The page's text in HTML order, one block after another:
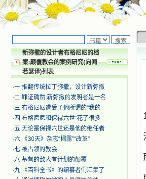
新弥撒的设计者布格尼尼的档
案:颠覆教会的案例研究(向闻
若瑟译)列表
·一:推翻传统拉丁弥撒，设计新弥撒
·二 罪证确凿:新弥撒的发明者是一名
·三 布格尼尼遭受了他所谓的“我的
· 四 布格尼尼和保禄六世“花了很多
·五 无论是保禄六世还是他的继任者
·六 《30天》杂志“揭露”“改革”
·七 被占领的教会
·八 基督的敌人有计划的颠覆
·九 《百科全书》的编纂者们汇集了